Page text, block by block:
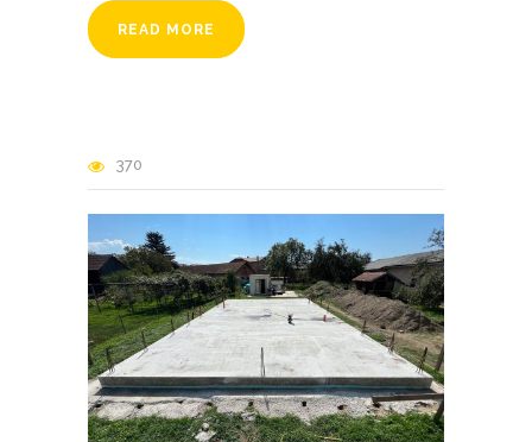
READ MORE
370